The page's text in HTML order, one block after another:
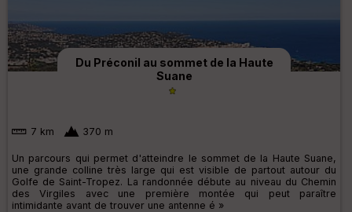
Du Préconil au sommet de la Haute
Suane
7 km 370 m
Un parcours qui permet d'atteindre le sommet de la Haute Suane,
une grande colline très large qui est visible de partout autour du
Golfe de Saint-Tropez. La randonnée débute au niveau du Chemin
des Virgiles avec une première montée qui peut paraître
intimidante avant de trouver une antenne é »